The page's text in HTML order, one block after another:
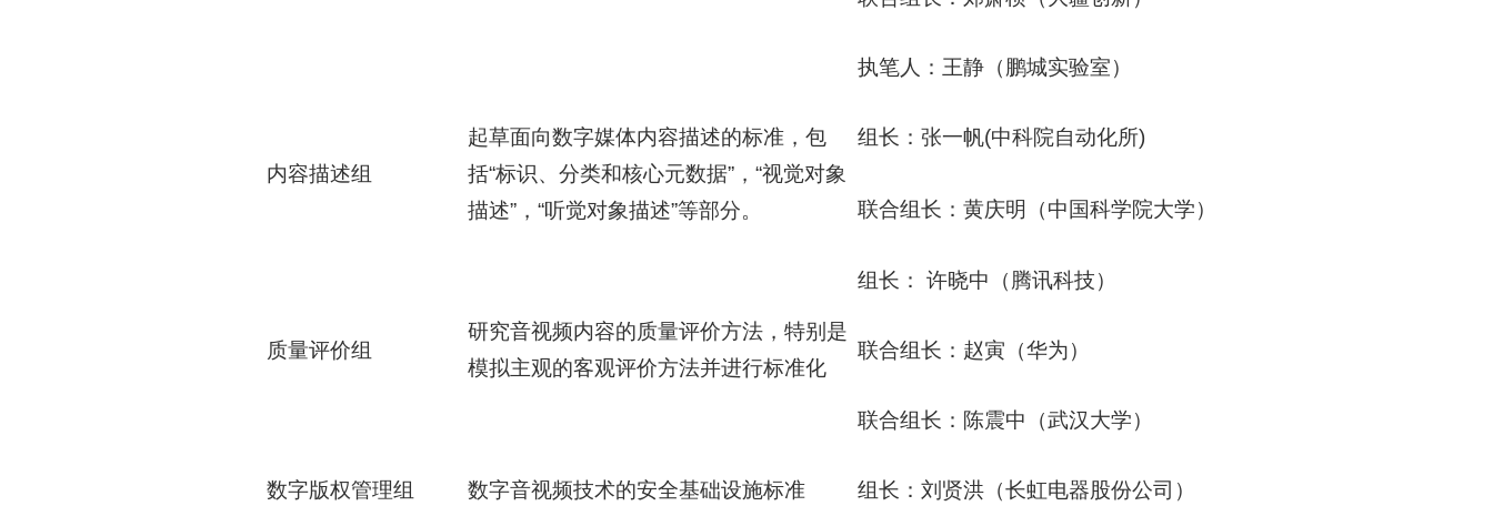
执笔人：王静（鹏城实验室）
内容描述组
起草面向数字媒体内容描述的标准，包
括“标识、分类和核心元数据”，“视觉对象
描述”，“听觉对象描述”等部分。
组长：张一帆(中科院自动化所)
联合组长：黄庆明（中国科学院大学）
质量评价组
研究音视频内容的质量评价方法，特别是
模拟主观的客观评价方法并进行标准化
组长： 许晓中（腾讯科技）
联合组长：赵寅（华为）
联合组长：陈震中（武汉大学）
数字版权管理组 数字音视频技术的安全基础设施标准 组长：刘贤洪（长虹电器股份公司）